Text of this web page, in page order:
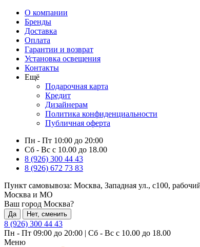
О компании
Бренды
Доставка
Оплата
Гарантии и возврат
Установка освещения
Контакты
Ещё
Подарочная карта
Кредит
Дизайнерам
Политика конфиденциальности
Публичная оферта
Пн - Пт 10:00 до 20:00
Сб - Вс с 10.00 до 18.00
8 (926) 300 44 43
8 (926) 672 73 83
Пункт самовывоза: Москва, Западная ул., с100,
Москва и МО
Ваш город Москва?
Да Нет, сменить
8 (926) 300 44 43
Пн - Пт 09:00 до 20:00 | Сб - Вс с 10.00 до 18.00
Меню